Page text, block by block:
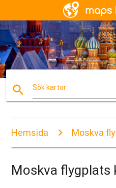
search Sök kartor
Hemsida Moskva
Moskva flygplats